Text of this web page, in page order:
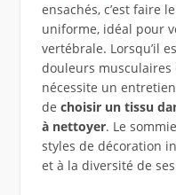
ensachés, c’est faire
uniforme, idéal pour
vertébrale. Lorsqu’il
douleurs musculaires
nécessite un
de choisir un tissu
à nettoyer. Le
styles de décoration
et à la diversité de